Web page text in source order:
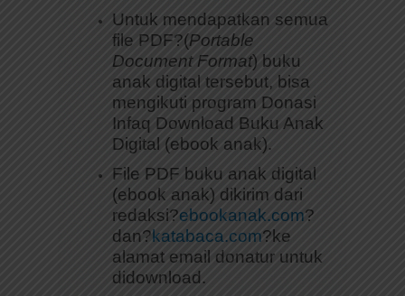
Untuk mendapatkan semua
file PDF?(Portable
Document Format) buku
anak digital tersebut, bisa
mengikuti program Donasi
Infaq Download Buku Anak
Digital (ebook anak).
File PDF buku anak digital
(ebook anak) dikirim dari
redaksi?ebookanak.com?
dan?katabaca.com?ke
alamat email donatur untuk
didownload.